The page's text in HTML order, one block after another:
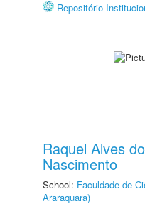
Repositório
Raquel Alves
Nascimento
School: Faculdade de
Araraquara)